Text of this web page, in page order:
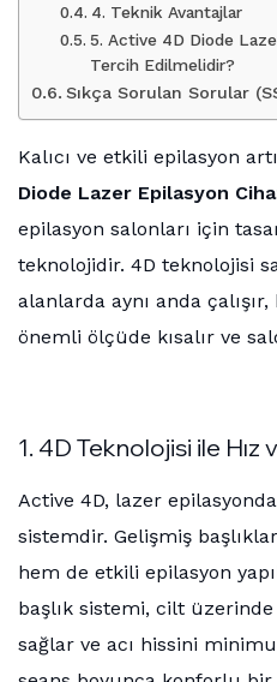
4. Teknik Avantajlar
5. Active 4D Diode
Tercih Edilmelidir?
Sıkça Sorulan Sorular
Kalıcı ve etkili epilasyon
Diode Lazer Epilasyon
epilasyon salonları için
teknolojidir. 4D teknolojisi
alanlarda aynı anda
önemli ölçüde kısalır ve
1. 4D Teknolojisi ile Hız
Active 4D, lazer
sistemdir. Gelişmiş
hem de etkili epilasyon
başlık sistemi, cilt
sağlar ve acı hissini